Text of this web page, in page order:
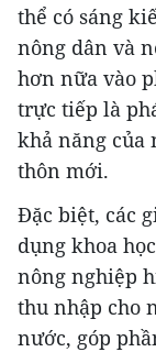
thể có sáng
nông dân và
hơn nữa vào
trực tiếp là
khả năng của
thôn mới.
Đặc biệt, các
dụng khoa
nông nghiệp
thu nhập cho
nước, góp